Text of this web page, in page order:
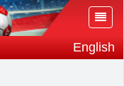
English